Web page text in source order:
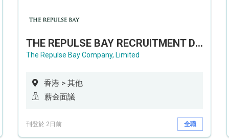
THE REPULSE BAY RECRUITMENT DAY 淺水灣影灣園人才招聘會
The Repulse Bay Company, Limited
香港 > 其他
薪金面議
刊登於 2日前 全職